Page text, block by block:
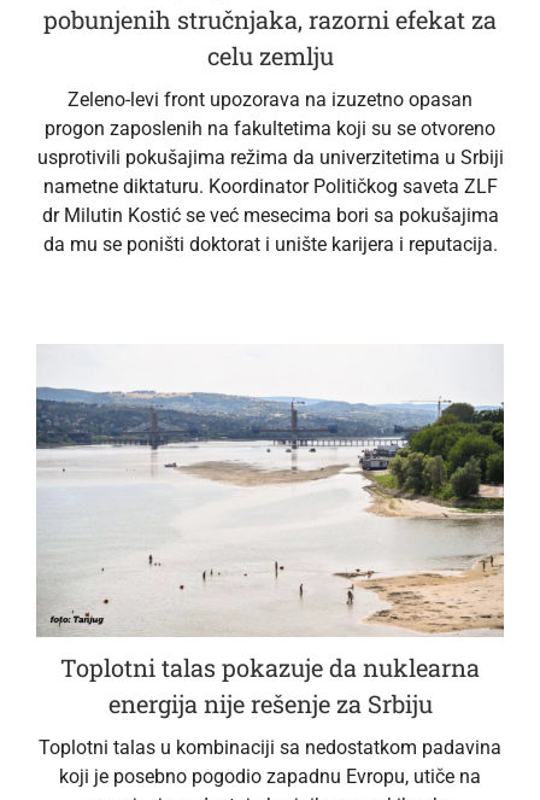
pobunjenih stručnjaka, razorni efekat za
celu zemlju
Zeleno-levi front upozorava na izuzetno opasan
progon zaposlenih na fakultetima koji su se otvoreno
usprotivili pokušajima režima da univerzitetima u Srbiji
nametne diktaturu. Koordinator Političkog saveta ZLF
dr Milutin Kostić se već mesecima bori sa pokušajima
da mu se poništi doktorat i unište karijera i reputacija.
Toplotni talas pokazuje da nuklearna
energija nije rešenje za Srbiju
Toplotni talas u kombinaciji sa nedostatkom padavina
koji je posebno pogodio zapadnu Evropu, utiče na